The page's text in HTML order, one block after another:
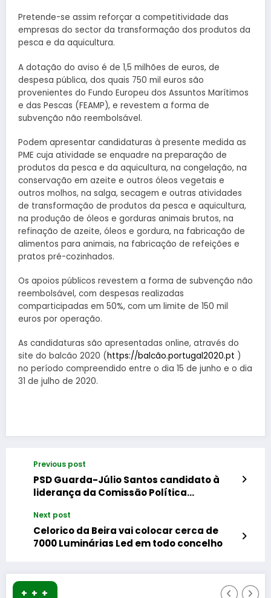
Pretende-se assim reforçar a competitividade das
empresas do sector da transformação dos produtos da
pesca e da aquicultura.
A dotação do aviso é de 1,5 milhões de euros, de
despesa pública, dos quais 750 mil euros são
provenientes do Fundo Europeu dos Assuntos Marítimos
e das Pescas (FEAMP), e revestem a forma de
subvenção não reembolsável.
Podem apresentar candidaturas à presente medida as
PME cuja atividade se enquadre na preparação de
produtos da pesca e da aquicultura, na congelação, na
conservação em azeite e outros óleos vegetais e
outros molhos, na salga, secagem e outras atividades
de transformação de produtos da pesca e aquicultura,
na produção de óleos e gorduras animais brutos, na
refinação de azeite, óleos e gordura, na fabricação de
alimentos para animais, na fabricação de refeições e
pratos pré-cozinhados.
Os apoios públicos revestem a forma de subvenção não
reembolsável, com despesas realizadas
comparticipadas em 50%, com um limite de 150 mil
euros por operação.
As candidaturas são apresentadas online, através do
site do balcão 2020 (https://balcão.portugal2020.pt )
no período compreendido entre o dia 15 de junho e o dia
31 de julho de 2020.
Previous post
PSD Guarda-Júlio Santos candidato à
liderança da Comissão Política
Next post
Celorico da Beira vai colocar cerca de
7000 Luminárias Led em todo concelho
+ + +